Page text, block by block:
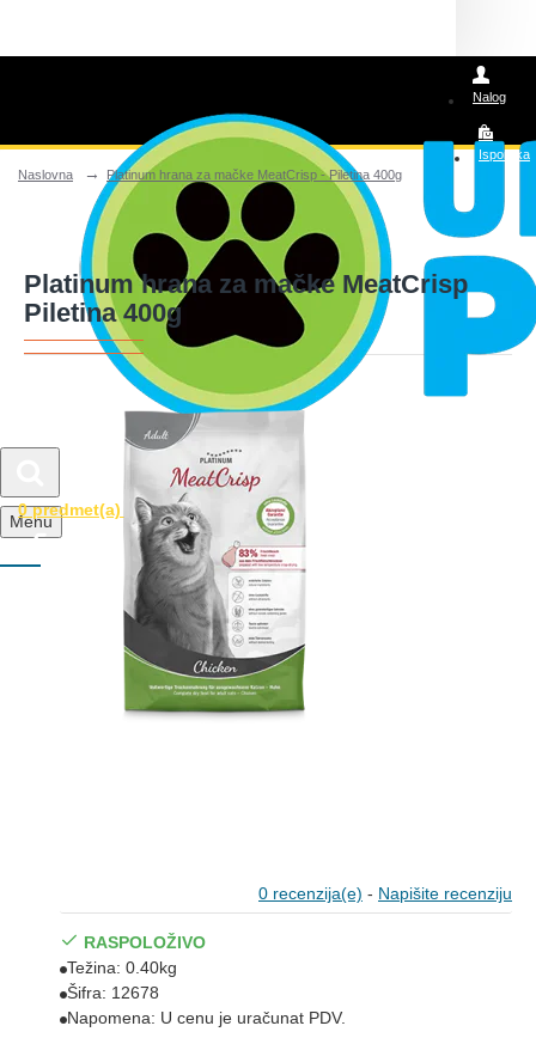
Nalog
Isporuka
Posao
Menu
0 predmet(a) - 0,00 RSD
Naslovna Platinum hrana za mačke MeatCrisp - Piletina 400g
Platinum hrana za mačke MeatCrisp
Piletina 400g
0 recenzija(e) - Napišite recenziju
RASPOLOŽIVO
Težina: 0.40kg
Šifra: 12678
Napomena: U cenu je uračunat PDV.